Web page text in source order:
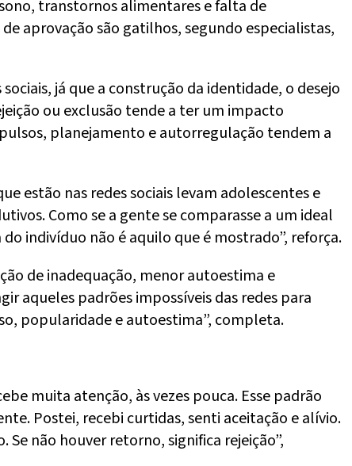
transtornos alimentares e falta de
aprovação são gatilhos, segundo especialistas,
já que a construção da identidade, o desejo
ou exclusão tende a ter um impacto
planejamento e autorregulação tendem a
estão nas redes sociais levam adolescentes e
Como se a gente se comparasse a um ideal
indivíduo não é aquilo que é mostrado”, reforça.
de inadequação, menor autoestima e
aqueles padrões impossíveis das redes para
popularidade e autoestima”, completa.
muita atenção, às vezes pouca. Esse padrão
Postei, recebi curtidas, senti aceitação e alívio.
não houver retorno, significa rejeição”,